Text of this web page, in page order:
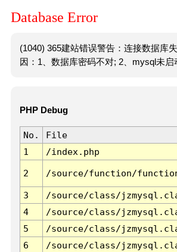
Database Error
(1040) 365建站错误警告：连接数据库
因：1、数据库密码不对; 2、mysql未启
PHP Debug
No. File
1
/index.php
2 /source/function/
3 /source/class/
4
/source/class/
5
/source/class/
6
/source/class/